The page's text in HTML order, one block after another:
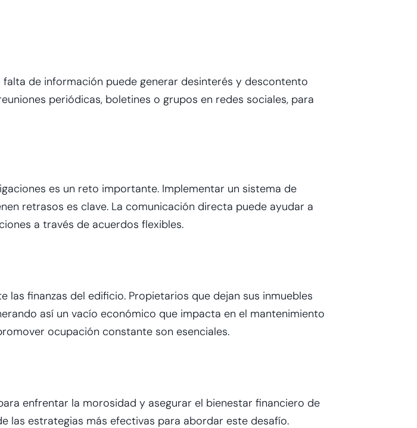
de información puede generar desinterés y descontento
periódicas, boletines o grupos en redes sociales, para
es un reto importante. Implementar un sistema de
retrasos es clave. La comunicación directa puede ayudar a
a través de acuerdos flexibles.
finanzas del edificio. Propietarios que dejan sus inmuebles
así un vacío económico que impacta en el mantenimiento
ocupación constante son esenciales.
enfrentar la morosidad y asegurar el bienestar financiero de
las estrategias más efectivas para abordar este desafío.